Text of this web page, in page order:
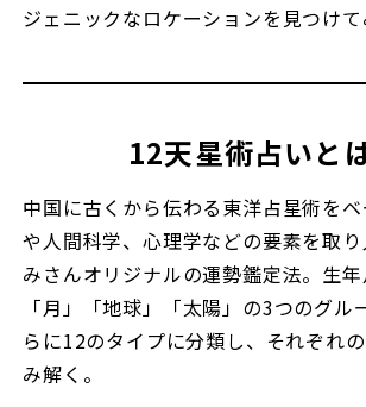
ジェニックなロケーションを見つけて
12天星術占いと
中国に古くから伝わる東洋占星術を
や人間科学、心理学などの要素を取
みさんオリジナルの運勢鑑定法。生
「月」「地球」「太陽」の3つのグル
らに12のタイプに分類し、それぞれ
み解く。